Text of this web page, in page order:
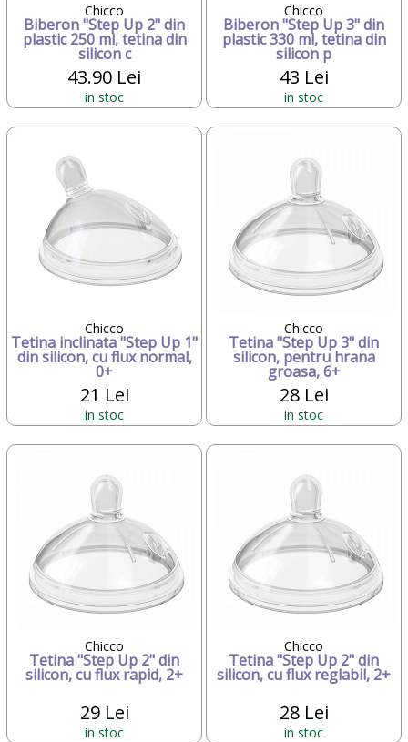
Chicco
Biberon "Step Up 2" din
plastic 250 ml, tetina din
silicon c
43.90 Lei
in stoc
Chicco
Biberon "Step Up 3" din
plastic 330 ml, tetina din
silicon p
43 Lei
in stoc
Chicco
Tetina inclinata "Step Up 1"
din silicon, cu flux normal,
0+
21 Lei
in stoc
Chicco
Tetina "Step Up 3" din
silicon, pentru hrana
groasa, 6+
28 Lei
in stoc
Chicco
Tetina "Step Up 2" din
silicon, cu flux rapid, 2+
29 Lei
in stoc
Chicco
Tetina "Step Up 2" din
silicon, cu flux reglabil, 2+
28 Lei
in stoc